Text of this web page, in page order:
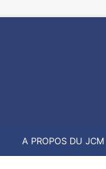
A PROPOS DU JCM